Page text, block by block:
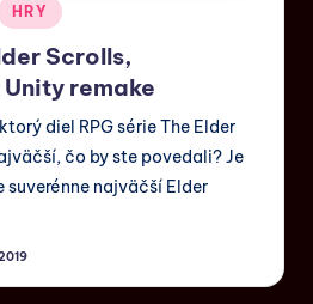
HRY
Scrolls,
remake
diel RPG série The Elder
čo by ste povedali? Je
najväčší Elder